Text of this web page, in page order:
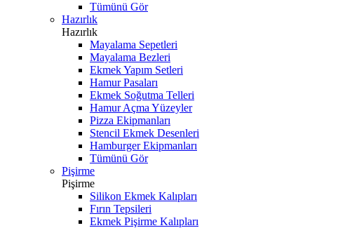
Tümünü Gör
Hazırlık
Hazırlık
Mayalama Sepetleri
Mayalama Bezleri
Ekmek Yapım Setleri
Hamur Pasaları
Ekmek Soğutma Telleri
Hamur Açma Yüzeyler
Pizza Ekipmanları
Stencil Ekmek Desenleri
Hamburger Ekipmanları
Tümünü Gör
Pişirme
Pişirme
Silikon Ekmek Kalıpları
Fırın Tepsileri
Ekmek Pişirme Kalıpları